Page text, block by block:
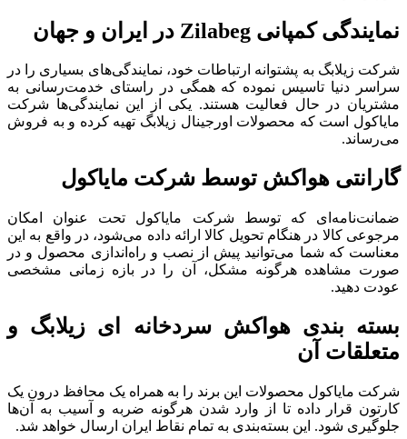
نمایندگی کمپانی Zilabeg در ایران و جهان
شرکت زیلابگ به پشتوانه ارتباطات خود، نمایندگی‌های بسیاری را در
سراسر دنیا تاسیس نموده که همگی در راستای خدمت‌رسانی به
مشتریان در حال فعالیت هستند. یکی از این نمایندگی‌ها شرکت
مایاکول است که محصولات اورجینال زیلابگ تهیه کرده و به فروش
می‌رساند.
گارانتی هواکش توسط شرکت مایاکول
ضمانت‌نامه‌ای که توسط شرکت مایاکول تحت عنوان امکان
مرجوعی کالا در هنگام تحویل کالا ارائه داده می‌شود، در واقع به این
معناست که شما می‌توانید پیش از نصب و راه‌اندازی محصول و در
صورت مشاهده هرگونه مشکل، آن را در بازه زمانی مشخصی
عودت دهید.
بسته ‌بندی هواکش سردخانه ‌ای زیلابگ و
متعلقات آن
شرکت مایاکول محصولات این برند را به همراه یک محافظ درون یک
کارتون قرار داده تا از وارد شدن هرگونه ضربه و آسیب به آن‌ها
جلوگیری شود. این بسته‌بندی به تمام نقاط ایران ارسال خواهد شد.